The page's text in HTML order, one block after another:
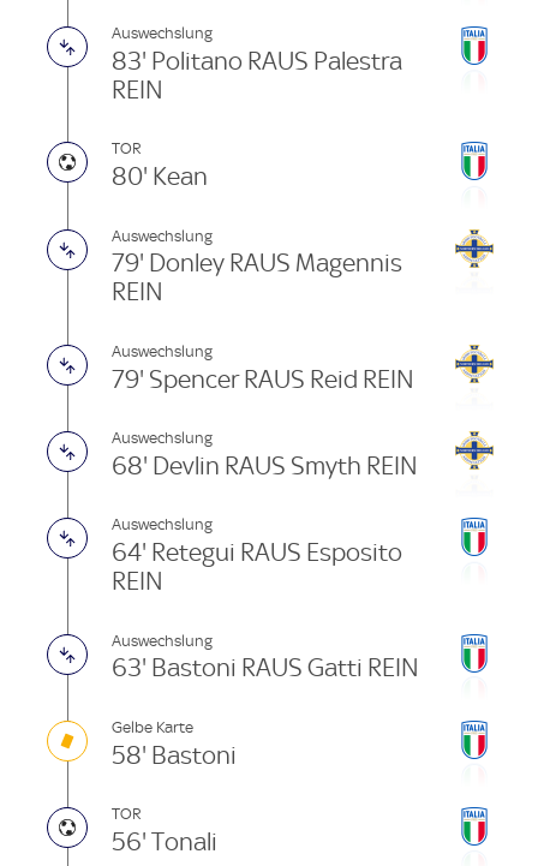
Auswechslung
83' Politano RAUS Palestra
REIN
TOR
80' Kean
Auswechslung
79' Donley RAUS Magennis
REIN
Auswechslung
79' Spencer RAUS Reid REIN
Auswechslung
68' Devlin RAUS Smyth REIN
Auswechslung
64' Retegui RAUS Esposito
REIN
Auswechslung
63' Bastoni RAUS Gatti REIN
Gelbe Karte
58' Bastoni
TOR
56' Tonali